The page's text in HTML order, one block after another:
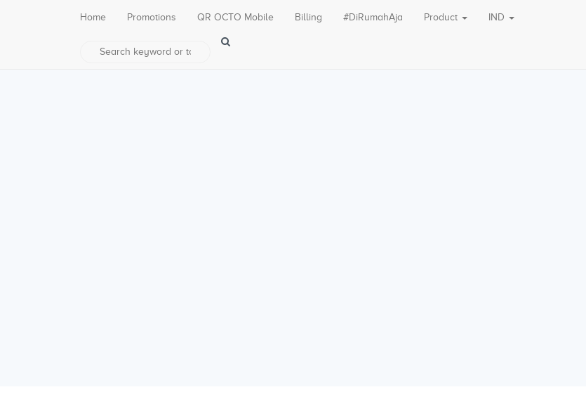
Home Promotions QR OCTO Mobile Billing #DiRumahAja Product IND